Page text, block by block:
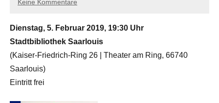
Keine Kommentare
Dienstag, 5. Februar 2019, 19:30 Uhr
Stadtbibliothek Saarlouis
(Kaiser-Friedrich-Ring 26 | Theater am Ring, 66740
Saarlouis)
Eintritt frei